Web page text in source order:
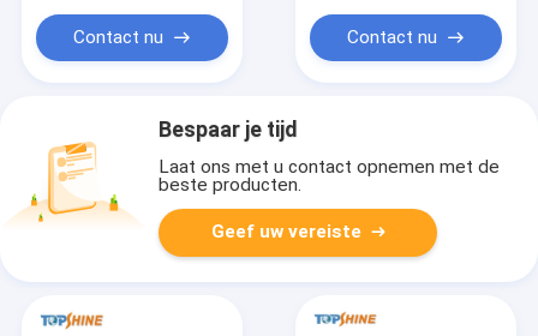
Contact nu Contact nu
Bespaar je tijd
Laat ons met u contact opnemen met de
beste producten.
Geef uw vereiste